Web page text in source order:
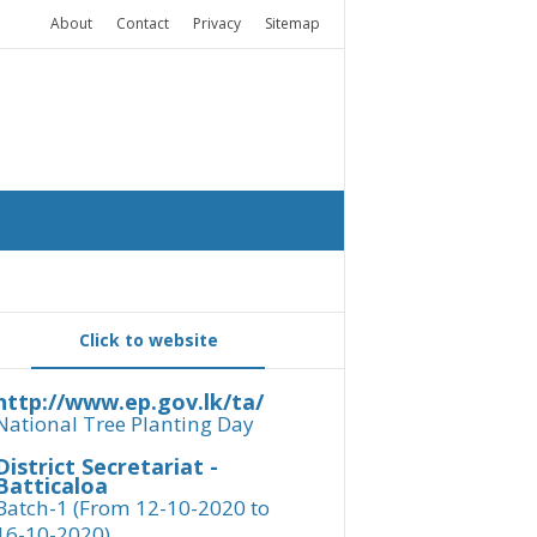
About Contact Privacy Sitemap
Click to website
www.ep.gov.lk/ta/
Tree Planting Day
Secretariat -
1 (From 12-10-2020 to